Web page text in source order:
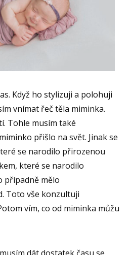
Když ho stylizuji a polohuji
vnímat řeč těla miminka.
Tohle musím také
přišlo na svět. Jinak se
se narodilo přirozenou
které se narodilo
případně mělo
Toto vše konzultuji
vím, co od miminka můžu